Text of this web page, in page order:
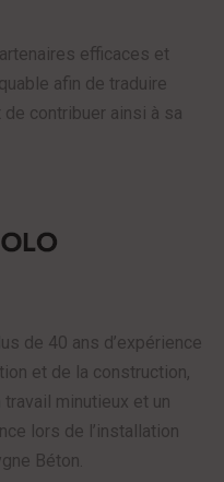
efficaces et
afin de traduire
contribuer ainsi à sa
de 40 ans d’expérience
et de la construction,
travail minutieux et un
lors de l’installation
Béton.